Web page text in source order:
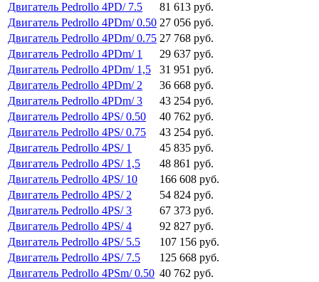
Двигатель Pedrollo 4PD/ 7.5
81 613 руб.
Двигатель Pedrollo 4PDm/ 0.50 27 056 руб.
Двигатель Pedrollo 4PDm/ 0.75 27 768 руб.
Двигатель Pedrollo 4PDm/ 1
29 637 руб.
Двигатель Pedrollo 4PDm/ 1,5
31 951 руб.
Двигатель Pedrollo 4PDm/ 2
36 668 руб.
Двигатель Pedrollo 4PDm/ 3
43 254 руб.
Двигатель Pedrollo 4PS/ 0.50
40 762 руб.
Двигатель Pedrollo 4PS/ 0.75
43 254 руб.
Двигатель Pedrollo 4PS/ 1
45 835 руб.
Двигатель Pedrollo 4PS/ 1,5
48 861 руб.
Двигатель Pedrollo 4PS/ 10
166 608 руб.
Двигатель Pedrollo 4PS/ 2
54 824 руб.
Двигатель Pedrollo 4PS/ 3
67 373 руб.
Двигатель Pedrollo 4PS/ 4
92 827 руб.
Двигатель Pedrollo 4PS/ 5.5
107 156 руб.
Двигатель Pedrollo 4PS/ 7.5
125 668 руб.
Двигатель Pedrollo 4PSm/ 0.50 40 762 руб.